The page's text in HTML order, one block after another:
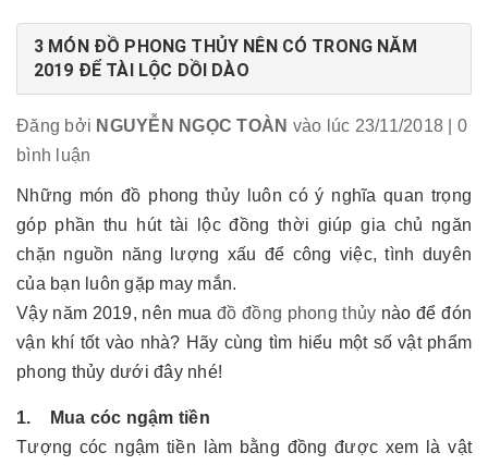
3 MÓN ĐỒ PHONG THỦY NÊN CÓ TRONG NĂM
2019 ĐỂ TÀI LỘC DỒI DÀO
Đăng bởi NGUYỄN NGỌC TOÀN vào lúc 23/11/2018 | 0
bình luận
Những món đồ phong thủy luôn có ý nghĩa quan trọng
góp phần thu hút tài lộc đồng thời giúp gia chủ ngăn
chặn nguồn năng lượng xấu để công việc, tình duyên
của bạn luôn gặp may mắn.
Vậy năm 2019, nên mua đồ đồng phong thủy nào để đón
vận khí tốt vào nhà? Hãy cùng tìm hiểu một số vật phẩm
phong thủy dưới đây nhé!
1. Mua cóc ngậm tiền
Tượng cóc ngậm tiền làm bằng đồng được xem là vật